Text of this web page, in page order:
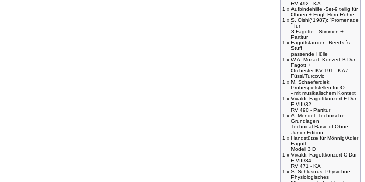
RV 492 - KA
1 x Aufbindehilfe -Set-9 teilig für
Oboen + Engl. Horn Rohre
1 x S. Oishi(*1987): ´Promenade
´ für
3 Fagotte - Stimmen +
Partitur
1 x Fagottständer - Reeds ´s
Stuff
passende Hülle
1 x W.A. Mozart: Konzert B-Dur
Fagott +
Orchester KV 191 - KA /
Füssl/Turcovic
1 x M. Schaeferdiek:
Probespielstellen für O
- mit musikalischem Kontext
1 x Vivaldi: Fagottkonzert F-Dur
F VIII/32
RV 490 - Partitur
1 x A. Mendel: Technische
Grundlagen
Technical Basic of Oboe -
Junior Edition
1 x Handstütze für Mönnig/Adler
Fagott
Modell 3 D
1 x Vivaldi: Fagottkonzert C-Dur
F VIII/34
RV 471 - KA
1 x S. Schlusnus: Physioboe-
Physiologisches